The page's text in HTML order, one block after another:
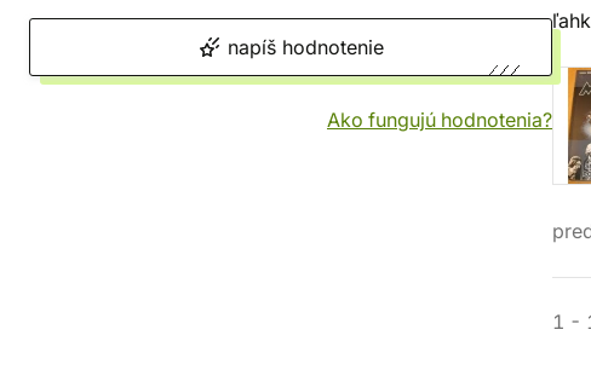
napíš hodnotenie
Ako fungujú hodnotenia?
1 -